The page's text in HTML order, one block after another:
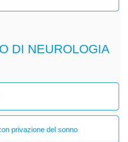
DI NEUROLOGIA
privazione del sonno